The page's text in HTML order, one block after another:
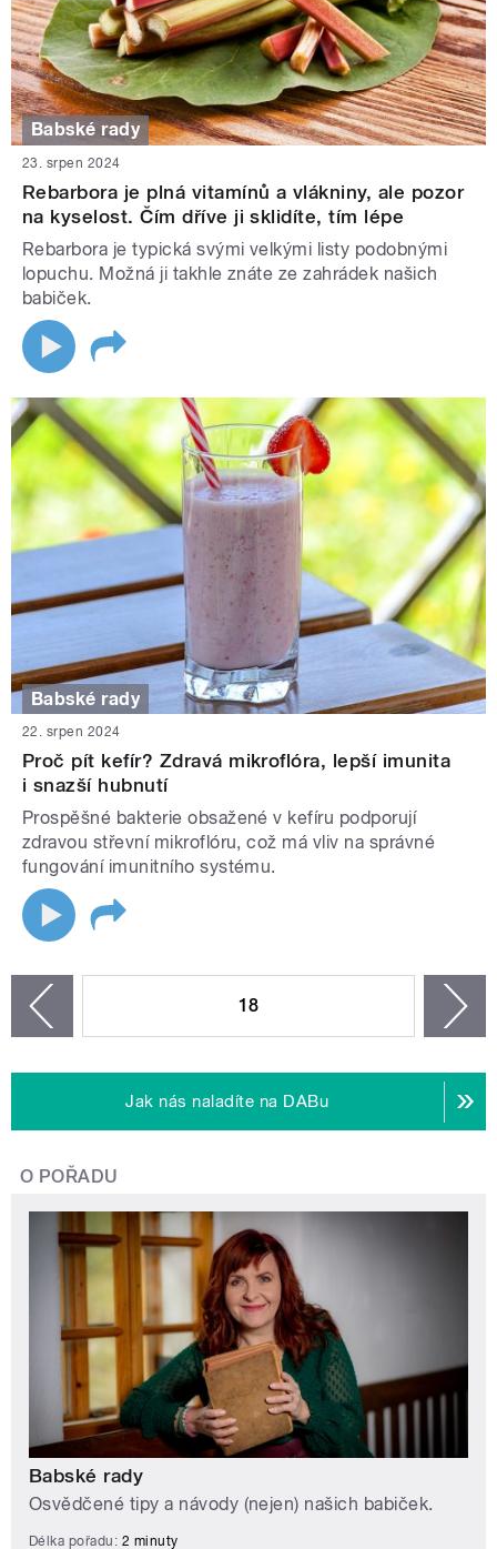
Babské rady
23. srpen 2024
Rebarbora je plná vitamínů a vlákniny, ale pozor
na kyselost. Čím dříve ji sklidíte, tím lépe
Rebarbora je typická svými velkými listy podobnými
lopuchu. Možná ji takhle znáte ze zahrádek našich
babiček.
Babské rady
22. srpen 2024
Proč pít kefír? Zdravá mikroflóra, lepší imunita
i snazší hubnutí
Prospěšné bakterie obsažené v kefíru podporují
zdravou střevní mikroflóru, což má vliv na správné
fungování imunitního systému.
18
Jak nás naladíte na DABu
O POŘADU
Babské rady
Osvědčené tipy a návody (nejen) našich babiček.
Délka pořadu: 2 minuty